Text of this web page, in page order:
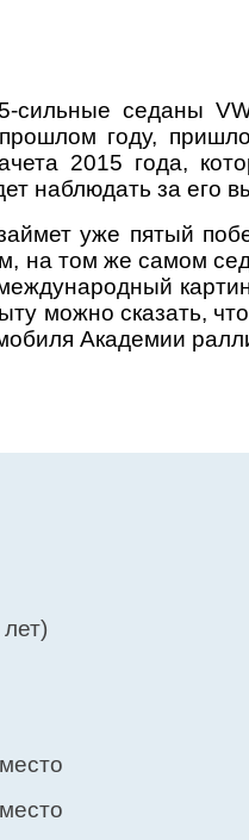
сильные седаны
году,
2015 года,
наблюдать за
уже пятый
на том же самом
можно сказать,
Академии